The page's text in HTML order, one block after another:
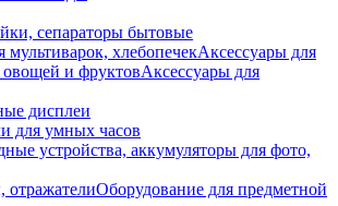
сепараторы бытовые
мультиварок, хлебопечекАксессуары для
и фруктовАксессуары для
дисплеи
для умных часов
устройства, аккумуляторы для фото,
отражателиОборудование для предметной